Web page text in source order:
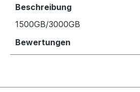
Beschreibung
1500GB/3000GB
Bewertungen